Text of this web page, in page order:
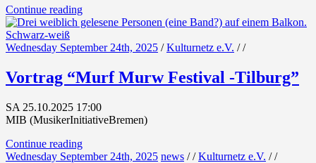
Continue reading
Wednesday September 24th, 2025 /Kulturnetz e.V. //
Vortrag “Murf Murw Festival -Tilburg”
SA 25.10.2025 17:00
MIB (MusikerInitiativeBremen)
Continue reading
Wednesday September 24th, 2025 news //Kulturnetz e.V. //